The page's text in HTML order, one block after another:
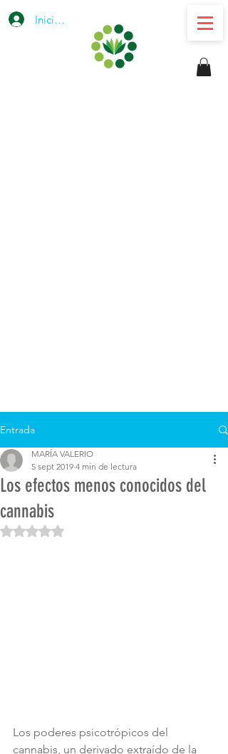
Iniciar sesión
Entrada
Los efectos menos conocidos del
cannabis
MARÍA VALERIO
5 sept 2019 4 min de lectura
Obtuvo NaN de 5 estrellas.
Los poderes psicotrópicos del
cannabis, un derivado extraído de la